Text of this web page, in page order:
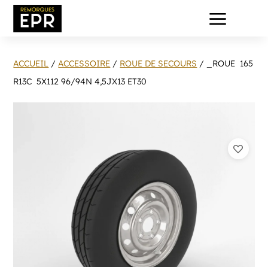
a
ACCUEIL /ACCESSOIRE / ROUE DE SECOURS / _ROUE 165
R13C 5X112 96/94N 4,5JX13 ET30